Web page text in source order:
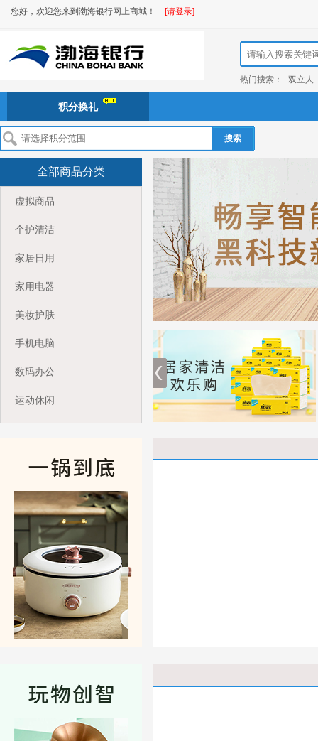
您好，欢迎您来到渤海银行网上商城！ [请登录]
热门搜索： 双立人
积分换礼
搜索
全部商品分类
虚拟商品
个护清洁
家居日用
家用电器
美妆护肤
手机电脑
数码办公
运动休闲